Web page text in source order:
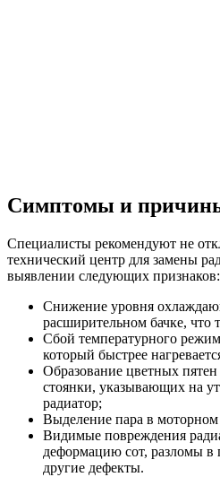
Симптомы и
Специалисты рекомендуют не
технический центр для замены
выявлении следующих признаков:
Снижение уровня
расширительном бачке, что
Сбой температурного
который быстрее
Образование цветных
стоянки, указывающих на
радиатор;
Выделение пара в моторном
Видимые повреждения
деформацию сот, разломы в
другие дефекты.